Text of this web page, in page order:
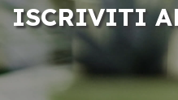
ISCRIVITI